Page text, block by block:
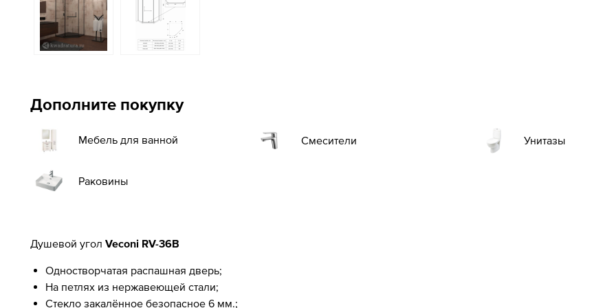
Дополните покупку
Мебель для ванной Смесители Унитазы
Раковины
Душевой угол Veconi RV-36B
Одностворчатая распашная дверь;
На петлях из нержавеющей стали;
Стекло закалённое безопасное 6 мм.;